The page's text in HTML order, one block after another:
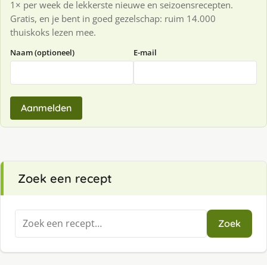
1× per week de lekkerste nieuwe en seizoensrecepten.
Gratis, en je bent in goed gezelschap: ruim 14.000
thuiskoks lezen mee.
Naam (optioneel) E-mail
Aanmelden
Zoek een recept
Zoeken
naar:
Zoek